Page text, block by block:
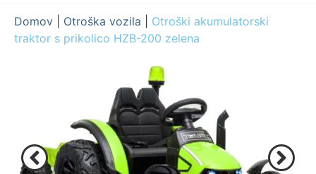
Domov Otroška vozila
Otroški akumulatorski
traktor s prikolico HZB-200 zelena